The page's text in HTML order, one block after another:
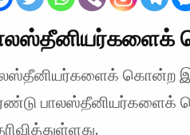
கொன்ற
பாலஸ்தீனியர்களைக்